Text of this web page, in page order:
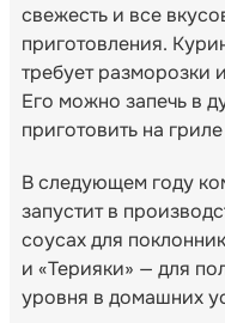
свежесть и все
приготовления.
требует разморозки
Его можно запечь в
приготовить на
В следующем году
запустит в
соусах для
и «Терияки» — для
уровня в домашних